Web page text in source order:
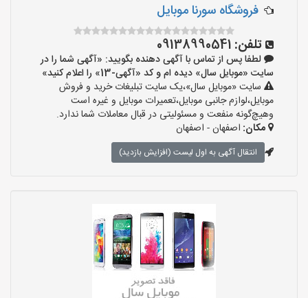
فروشگاه سورنا موبایل
تلفن: 09138990541
لطفا پس از تماس با آگهی دهنده بگویید: «آگهی شما را در
سایت «موبایل سال» دیده ام و کد «آگهی-13» را اعلام کنید»
سایت «موبایل سال»،یک سایت تبلیغات خرید و فروش
موبایل،لوازم جانبی موبایل،تعمیرات موبایل و غیره است
وهیچ‌گونه منفعت و مسئولیتی در قبال معاملات شما ندارد.
مکان: اصفهان - اصفهان
انتقال آگهی به اول لیست (افزایش بازدید)